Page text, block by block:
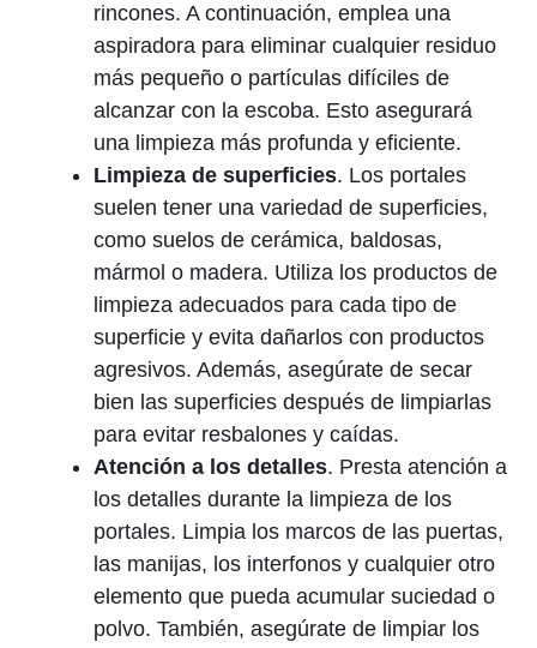
rincones. A continuación, emplea una
aspiradora para eliminar cualquier residuo
más pequeño o partículas difíciles de
alcanzar con la escoba. Esto asegurará
una limpieza más profunda y eficiente.
Limpieza de superficies. Los portales
suelen tener una variedad de superficies,
como suelos de cerámica, baldosas,
mármol o madera. Utiliza los productos de
limpieza adecuados para cada tipo de
superficie y evita dañarlos con productos
agresivos. Además, asegúrate de secar
bien las superficies después de limpiarlas
para evitar resbalones y caídas.
Atención a los detalles. Presta atención a
los detalles durante la limpieza de los
portales. Limpia los marcos de las puertas,
las manijas, los interfonos y cualquier otro
elemento que pueda acumular suciedad o
polvo. También, asegúrate de limpiar los